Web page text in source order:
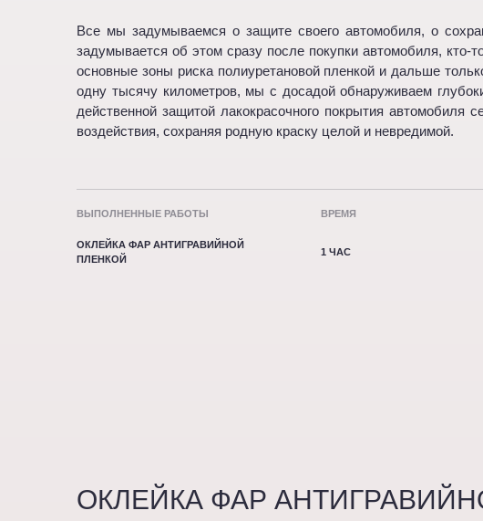
Все мы задумываемся о защите своего автомобиля, о
задумывается об этом сразу после покупки автомобиля, кто-
основные зоны риска полиуретановой пленкой и дальше
одну тысячу километров, мы с досадой обнаруживаем
действенной защитой лакокрасочного покрытия автомобиля
воздействия, сохраняя родную краску целой и невредимой.
ВЫПОЛНЕННЫЕ РАБОТЫ ВРЕМЯ
ОКЛЕЙКА ФАР АНТИГРАВИЙНОЙ
ПЛЕНКОЙ
1 ЧАС
ОКЛЕЙКА ФАР